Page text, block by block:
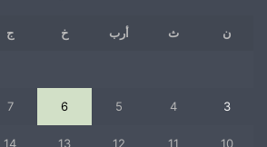
ن ث أرب خ ج
3
4
5
6
7
10
11
12
13
14